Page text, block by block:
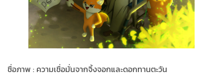
ชื่อภาพ : ความเชื่อมั่นจากจิ้งจอกและดอกทานตะวัน